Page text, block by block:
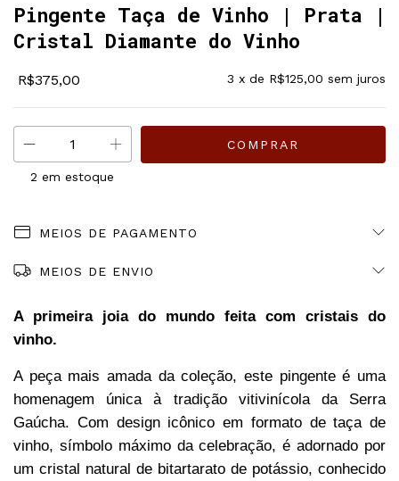
Pingente Taça de Vinho | Prata |
Cristal Diamante do Vinho
R$375,00 3 x de R$125,00 sem juros
2 em estoque
MEIOS DE PAGAMENTO
MEIOS DE ENVIO
A primeira joia do mundo feita com cristais do
vinho.
A peça mais amada da coleção, este pingente é uma
homenagem única à tradição vitivinícola da Serra
Gaúcha. Com design icônico em formato de taça de
vinho, símbolo máximo da celebração, é adornado por
um cristal natural de bitartarato de potássio, conhecido